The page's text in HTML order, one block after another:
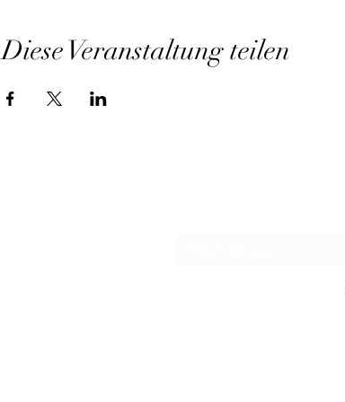
Diese Veranstaltung teilen